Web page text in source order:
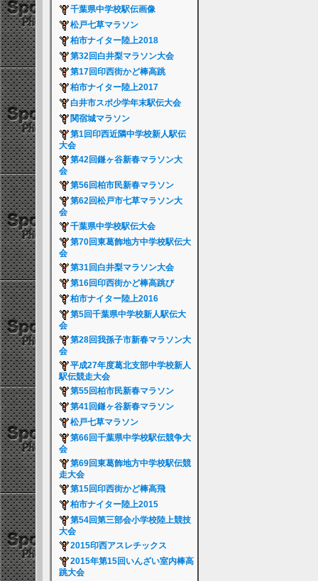
千葉県中学校駅伝画像
松戸七草マラソン
柏市ナイター陸上2018
第32回白井梨マラソン大会
第17回印西街かど棒高跳
柏市ナイター陸上2017
白井市スポ少学年末駅伝大会
関宿城マラソン
第1回印西近隣中学校新人駅伝
大会
第42回鎌ヶ谷新春マラソン大
会
第56回柏市民新春マラソン
第62回松戸市七草マラソン大
会
千葉県中学校駅伝大会
第70回東葛飾地方中学校駅伝大
会
第31回白井梨マラソン大会
第16回印西街かど棒高跳び
柏市ナイター陸上2016
第5回千葉県中学校新人駅伝大
会
第28回我孫子市新春マラソン大
会
平成27年度葛北支部中学校新人
駅伝競走大会
第55回柏市民新春マラソン
第41回鎌ヶ谷新春マラソン
松戸七草マラソン
第66回千葉県中学校駅伝競争大
会
第69回東葛飾地方中学校駅伝競
走大会
第15回印西街かど棒高飛
柏市ナイター陸上2015
第54回第三部会小学校陸上競技
大会
2015印西アスレチックス
2015年第15回いんざい室内棒高
跳大会